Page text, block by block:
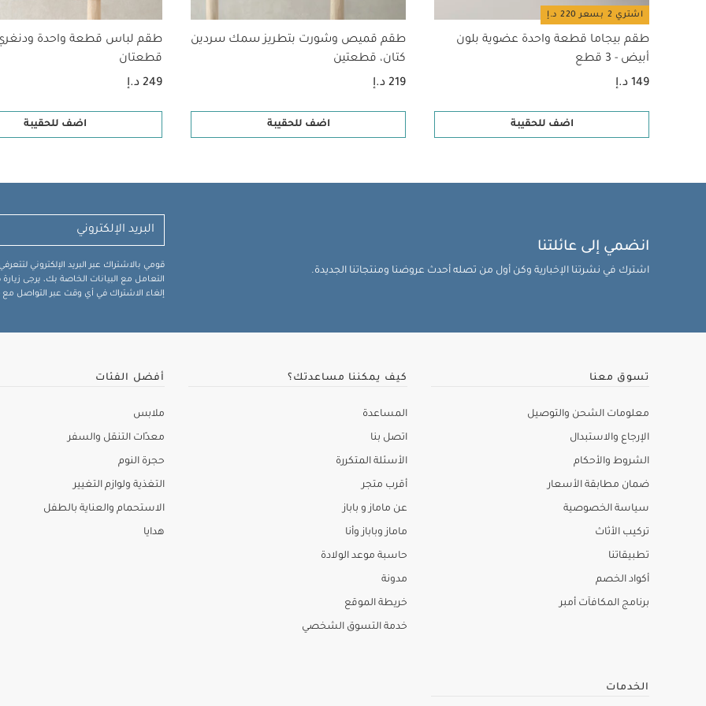
اشتري 2 بسعر 220 د.إ
طقم بيجاما قطعة واحدة عضوية بلون
أبيض - 3 قطع
149 د.إ
اضف للحقيبة
طقم قميص وشورت بتطريز سمك سردين
كتان، قطعتين
219 د.إ
اضف للحقيبة
طقم لباس قطعة واحدة
قطعتان
249 د.إ
اضف للحقيبة
انضمي إلى عائلتنا
اشترك في نشرتنا الإخبارية وكن أول من تصله أحدث عروضنا ومنتجاتنا الجديدة.
قومي بالاشتراك عبر البريد الإلكتروني
التعامل مع البيانات الخاصة بك، يرجى
إلغاء الاشتراك في أي وقت عبر التواصل مع
تسوق معنا
معلومات الشحن والتوصيل
الإرجاع والاستبدال
الشروط والأحكام
ضمان مطابقة الأسعار
سياسة الخصوصية
تركيب الأثاث
تطبيقاتنا
أكواد الخصم
برنامج المكافآت أمبر
كيف يمكننا مساعدتك؟
المساعدة
اتصل بنا
الأسئلة المتكررة
أقرب متجر
عن ماماز و باباز
ماماز وباباز وأنا
حاسبة موعد الولادة
مدونة
خريطة الموقع
خدمة التسوق الشخصي
أفضل الفئات
ملابس
معدّات التنقل والسفر
حجرة النوم
التغذية ولوازم التغيير
الاستحمام والعناية بالطفل
هدايا
الخدمات